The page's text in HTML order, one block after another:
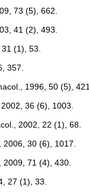
73 (5), 662.
41 (2), 493.
(1), 53.
357.
1996, 50 (5), 421.
36 (6), 1003.
2002, 22 (1), 68.
30 (6), 1017.
71 (4), 430.
27 (1), 33.